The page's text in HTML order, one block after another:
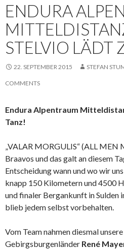
ENDURA
STELVIO LÄDT
22. SEPTEMBER 2015 STEFAN
COMMENTS
Endura Alpentraum
Tanz!
„VALAR MORGULIS“ (ALL MEN
Braavos und das galt an diesem
Entscheidung wann und wo wir
knapp 150 Kilometern und 4500
und finaler Bergankunft in Sulden
blieb jedem selbst vorbehalten.
Vom Team nahmen diesmal
Gebirgsburgenländer René